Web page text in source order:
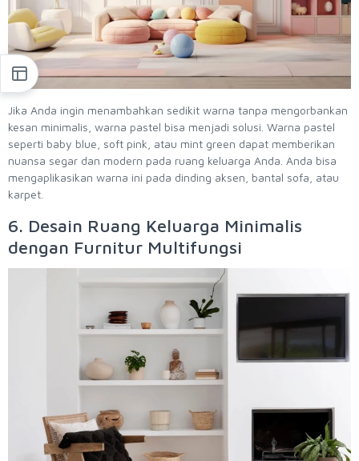
Jika Anda ingin menambahkan sedikit warna tanpa mengorbankan
kesan minimalis, warna pastel bisa menjadi solusi. Warna pastel
seperti baby blue, soft pink, atau mint green dapat memberikan
nuansa segar dan modern pada ruang keluarga Anda. Anda bisa
mengaplikasikan warna ini pada dinding aksen, bantal sofa, atau
karpet.
6. Desain Ruang Keluarga Minimalis
dengan Furnitur Multifungsi